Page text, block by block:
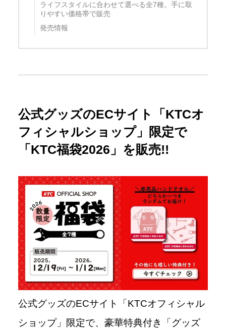
ライフスタイルに合わせて選べる全7種。手に取
りやすい価格帯で販売
発売情報
公式グッズのECサイト「KTCオ
フィシャルショップ」限定で
「KTC福袋2026」を販売!!
公式グッズのECサイト「KTCオフィシャル
ショップ」限定で、豪華特典付き「グッズ